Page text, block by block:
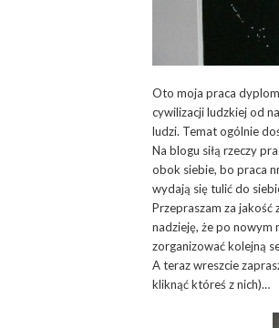
Oto moja praca
cywilizacji ludzkiej od
ludzi. Temat ogólnie
Na blogu siłą rzeczy
obok siebie, bo praca
wydają się tulić do
Przepraszam za jakość
nadzieję, że po nowym
zorganizować kolejną
A teraz wreszcie
kliknąć któreś z nich)…